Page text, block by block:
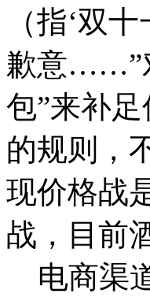
（指‘双
歉意……”
包”来补
的规则，
现价格战
战，目前
电商渠